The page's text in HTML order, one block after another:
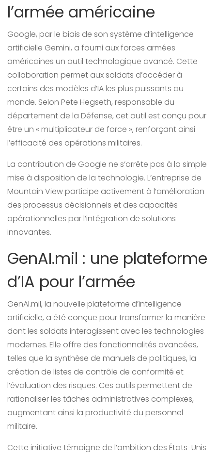
l’armée américaine
Google, par le biais de son système d’intelligence
artificielle Gemini, a fourni aux forces armées
américaines un outil technologique avancé. Cette
collaboration permet aux soldats d’accéder à
certains des modèles d’IA les plus puissants au
monde. Selon Pete Hegseth, responsable du
département de la Défense, cet outil est conçu pour
être un « multiplicateur de force », renforçant ainsi
l’efficacité des opérations militaires.
La contribution de Google ne s’arrête pas à la simple
mise à disposition de la technologie. L’entreprise de
Mountain View participe activement à l’amélioration
des processus décisionnels et des capacités
opérationnelles par l’intégration de solutions
innovantes.
GenAI.mil : une plateforme
d’IA pour l’armée
GenAI.mil, la nouvelle plateforme d’intelligence
artificielle, a été conçue pour transformer la manière
dont les soldats interagissent avec les technologies
modernes. Elle offre des fonctionnalités avancées,
telles que la synthèse de manuels de politiques, la
création de listes de contrôle de conformité et
l’évaluation des risques. Ces outils permettent de
rationaliser les tâches administratives complexes,
augmentant ainsi la productivité du personnel
militaire.
Cette initiative témoigne de l’ambition des États-Unis